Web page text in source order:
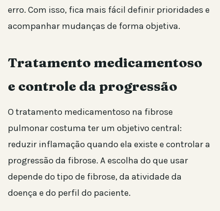
erro. Com isso, fica mais fácil definir prioridades e
acompanhar mudanças de forma objetiva.
Tratamento medicamentoso
e controle da progressão
O tratamento medicamentoso na fibrose
pulmonar costuma ter um objetivo central:
reduzir inflamação quando ela existe e controlar a
progressão da fibrose. A escolha do que usar
depende do tipo de fibrose, da atividade da
doença e do perfil do paciente.